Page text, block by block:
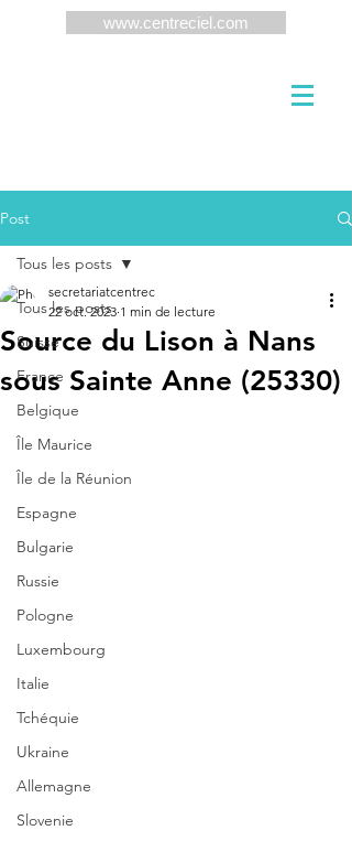
www.centreciel.com
Post
Tous les posts
Suisse
France
Belgique
Île Maurice
Île de la Réunion
Espagne
Bulgarie
Russie
Pologne
Luxembourg
Italie
Tchéquie
Ukraine
Allemagne
Slovenie
Tous les posts
Source du Lison à Nans
sous Sainte Anne (25330)
secretariatcentrec
22 oct. 2023 1 min de lecture